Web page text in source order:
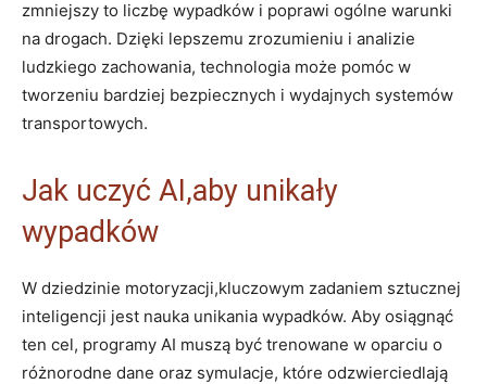
zmniejszy to liczbę wypadków i ⁣poprawi ogólne‌ warunki
na drogach. Dzięki lepszemu⁣ zrozumieniu i​ analizie
ludzkiego zachowania, technologia ⁣może pomóc w⁢
tworzeniu bardziej bezpiecznych i wydajnych ⁣systemów
transportowych.
Jak uczyć AI,aby unikały
wypadków
W ⁢dziedzinie ‌motoryzacji,kluczowym zadaniem sztucznej⁢
inteligencji jest nauka unikania wypadków. Aby osiągnąć
ten cel, programy⁢ AI⁢ muszą ‌być trenowane‌ w oparciu ⁤o
różnorodne ⁣dane oraz ‍symulacje,‌ które odzwierciedlają